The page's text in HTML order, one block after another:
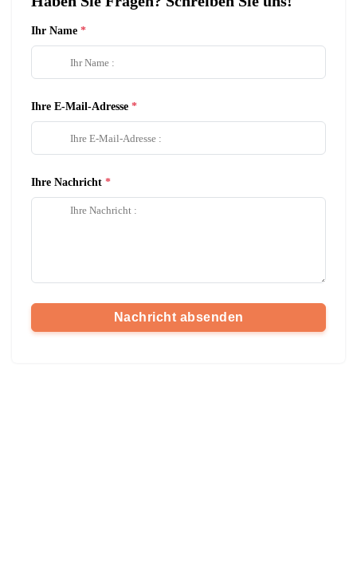
Ihr Name
Ihre E-Mail-Adresse
Ihre Nachricht
Nachricht absenden